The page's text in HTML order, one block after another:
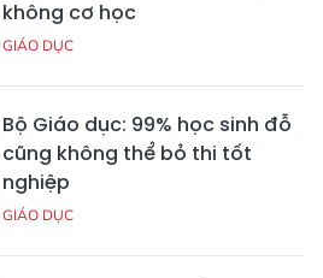
không cơ học
GIÁO DỤC
Bộ Giáo dục: 99% học sinh đỗ
cũng không thể bỏ thi tốt
nghiệp
GIÁO DỤC